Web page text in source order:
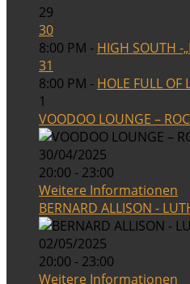
29
30
8:00 PM - HIGH SOUTH -
31
8:00 PM - HOLE FULL OF
1
VOODOO LOUNGE –
30/04/2025
20:00 - 23:00
Weitere Informationen
BERNARD ALLISON -
02/05/2025
20:00 - 23:00
Weitere Informationen